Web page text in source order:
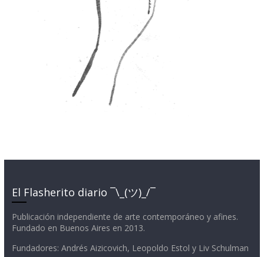
El Flasherito diario ¯\_(ツ)_/¯
Publicación independiente de arte contemporáneo y afines.
Fundado en Buenos Aires en 2013.
Fundadores: Andrés Aizicovich, Leopoldo Estol y Liv Schulman